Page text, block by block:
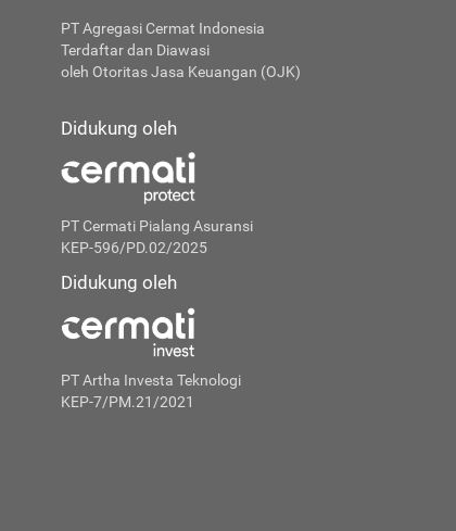
PT Agregasi Cermat Indonesia
Terdaftar dan Diawasi
oleh Otoritas Jasa Keuangan (OJK)
Didukung oleh
PT Cermati Pialang Asuransi
KEP-596/PD.02/2025
Didukung oleh
PT Artha Investa Teknologi
KEP-7/PM.21/2021